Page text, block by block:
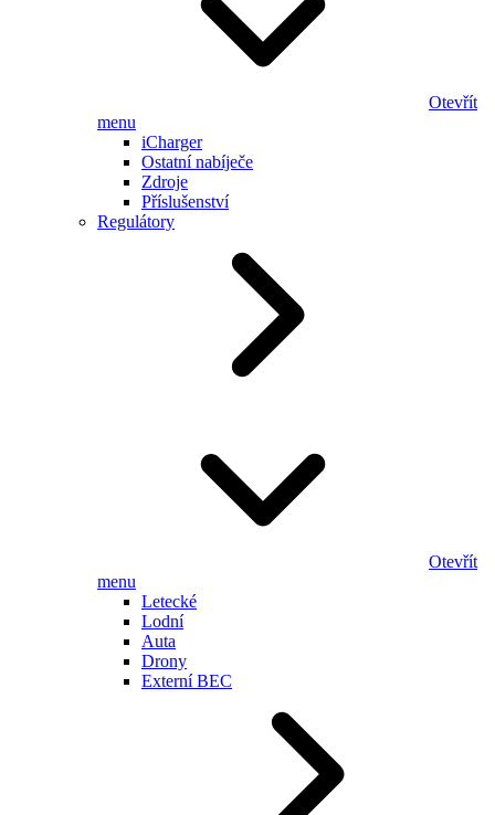
Otevřít
menu
iCharger
Ostatní nabíječe
Zdroje
Příslušenství
Regulátory
Otevřít
menu
Letecké
Lodní
Auta
Drony
Externí BEC